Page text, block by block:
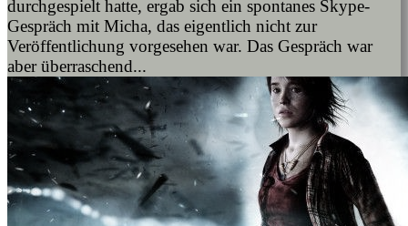
durchgespielt hatte, ergab sich ein spontanes Skype-
Gespräch mit Micha, das eigentlich nicht zur
Veröffentlichung vorgesehen war. Das Gespräch war
aber überraschend...